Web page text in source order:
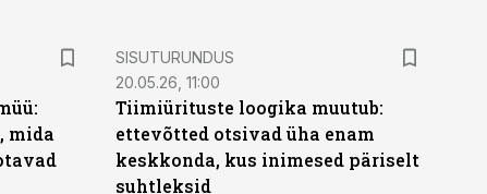
mida
ST
SISUTURUNDUS
20.05.26, 11:00
Tiimiürituste loogika muutub:
ettevõtted otsivad üha enam
keskkonda, kus inimesed päriselt
suhtleksid